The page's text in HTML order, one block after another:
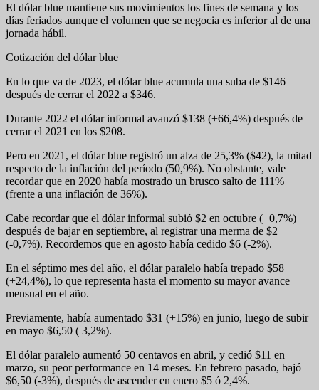
El dólar blue mantiene sus movimientos los fines de semana y los
días feriados aunque el volumen que se negocia es inferior al de una
jornada hábil.
Cotización del dólar blue
En lo que va de 2023, el dólar blue acumula una suba de $146
después de cerrar el 2022 a $346.
Durante 2022 el dólar informal avanzó $138 (+66,4%) después de
cerrar el 2021 en los $208.
Pero en 2021, el dólar blue registró un alza de 25,3% ($42), la mitad
respecto de la inflación del período (50,9%). No obstante, vale
recordar que en 2020 había mostrado un brusco salto de 111%
(frente a una inflación de 36%).
Cabe recordar que el dólar informal subió $2 en octubre (+0,7%)
después de bajar en septiembre, al registrar una merma de $2
(-0,7%). Recordemos que en agosto había cedido $6 (-2%).
En el séptimo mes del año, el dólar paralelo había trepado $58
(+24,4%), lo que representa hasta el momento su mayor avance
mensual en el año.
Previamente, había aumentado $31 (+15%) en junio, luego de subir
en mayo $6,50 ( 3,2%).
El dólar paralelo aumentó 50 centavos en abril, y cedió $11 en
marzo, su peor performance en 14 meses. En febrero pasado, bajó
$6,50 (-3%), después de ascender en enero $5 ó 2,4%.